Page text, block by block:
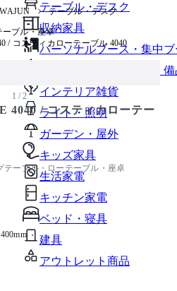
テーブル・デスク
収納家具
パーソナルブース・集中
オフィスアクセサリー・
インテリア雑貨
ライト・照明
ガーデン・屋外
キッズ家具
生活家電
キッチン家電
ベッド・寝具
建具
アウトレット商品
テーブル・デスク
ーブル・座卓
/ コスティカローテーブル 4040
1 / 2
4040 / コスティカローテー
テーブル・ローテーブル・座卓